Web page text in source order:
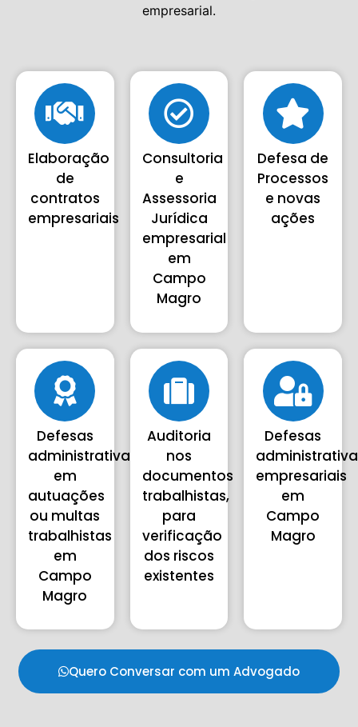
empresarial.
Elaboração
de
contratos
empresariais
Consultoria
e
Assessoria
Jurídica
empresarial
em
Campo
Magro
Defesa de
Processos
e novas
ações
Defesas
administrativas
em
autuações
ou multas
trabalhistas
em
Campo
Magro
Auditoria
nos
documentos
trabalhistas,
para
verificação
dos riscos
existentes
Defesas
empresariais
em
Campo
Magro
Quero Conversar com um Advogado